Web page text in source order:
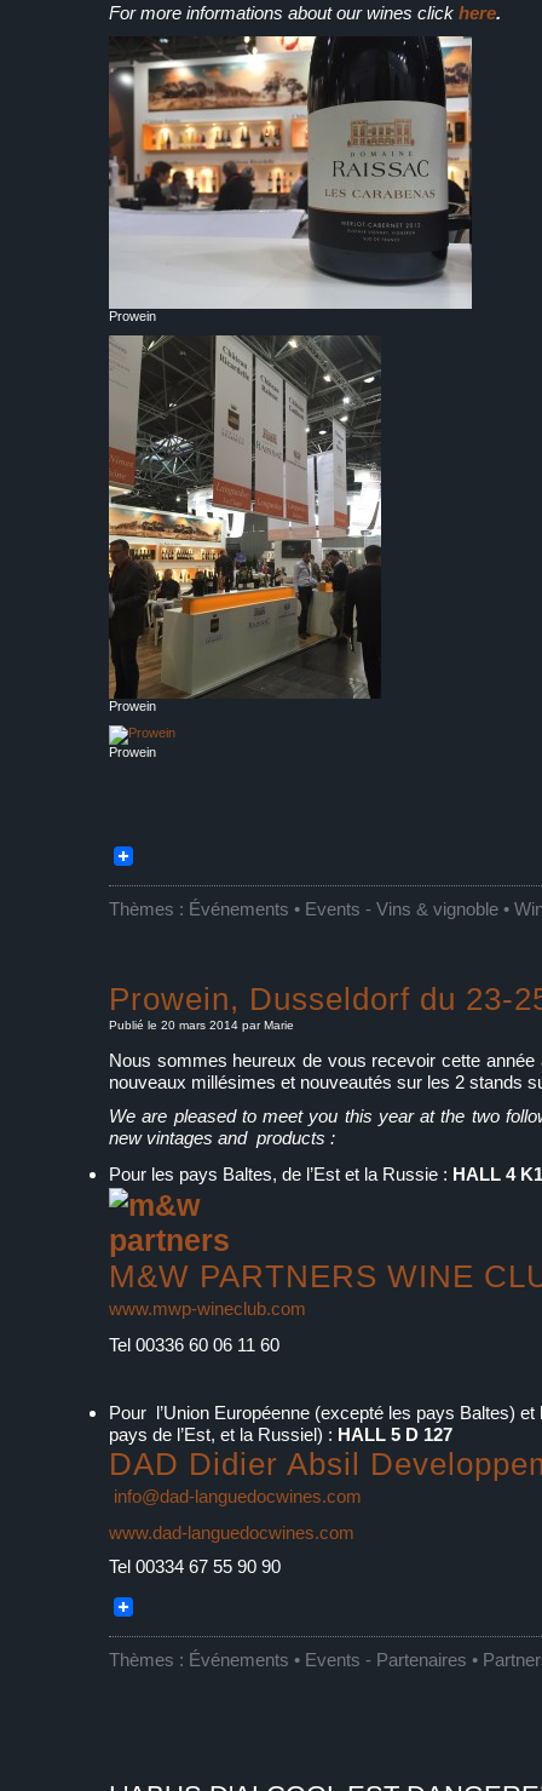
For more informations about our wines click here.
Prowein
Prowein
Prowein
Thèmes : Événements • Events - Vins & vignoble •
Prowein, Dusseldorf du 23-
Publié le 20 mars 2014 par Marie
Nous sommes heureux de vous recevoir cette
nouveaux millésimes et nouveautés sur les 2 stands
We are pleased to meet you this year at the two
new vintages and products :
Pour les pays Baltes, de l’Est et la Russie : HALL 4
M&W PARTNERS WINE
www.mwp-wineclub.com
Tel 00336 60 06 11 60
Pour l’Union Européenne (excepté les pays Baltes)
pays de l’Est, et la Russiel) : HALL 5 D 127
DAD Didier Absil
info@dad-languedocwines.com
www.dad-languedocwines.com
Tel 00334 67 55 90 90
Thèmes : Événements • Events - Partenaires •